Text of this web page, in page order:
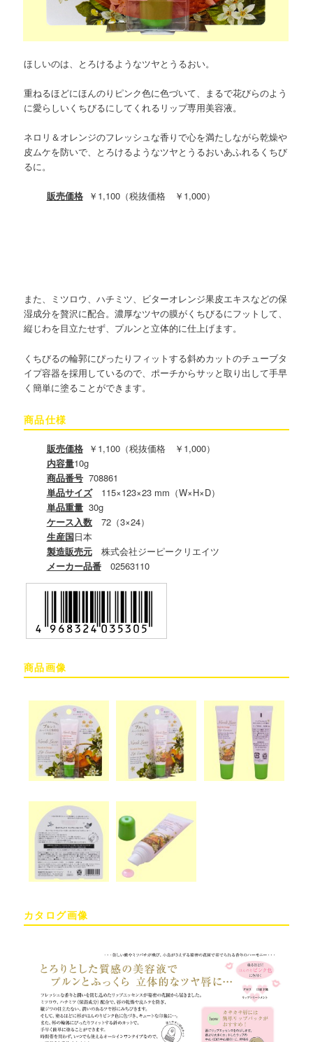
ほしいのは、とろけるようなツヤとうるおい。
重ねるほどにほんのりピンク色に色づいて、まるで花びらのよう
に愛らしいくちびるにしてくれるリップ専用美容液。
ネロリ＆オレンジのフレッシュな香りで心を満たしながら乾燥や
皮ムケを防いで、とろけるようなツヤとうるおいあふれるくちび
るに。
販売価格￥1,100（税抜価格 ￥1,000）
また、ミツロウ、ハチミツ、ビターオレンジ果皮エキスなどの保
湿成分を贅沢に配合。濃厚なツヤの膜がくちびるにフットして、
縦じわを目立たせず、プルンと立体的に仕上げます。
くちびるの輪郭にぴったりフィットする斜めカットのチューブタ
イプ容器を採用しているので、ポーチからサッと取り出して手早
く簡単に塗ることができます。
商品仕様
販売価格￥1,100（税抜価格 ￥1,000）
内容量10g
商品番号708861
単品サイズ115×123×23 mm（W×H×D）
単品重量30g
ケース入数72（3×24）
生産国日本
製造販売元株式会社ジーピークリエイツ
メーカー品番02563110
商品画像
カタログ画像